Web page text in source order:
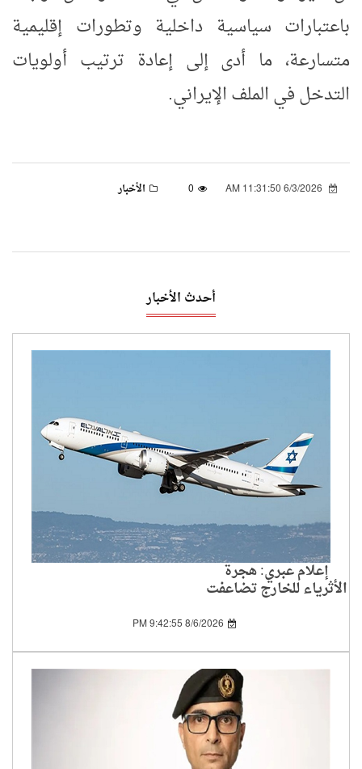
باعتبارات سياسية داخلية وتطورات إقليمية
متسارعة، ما أدى إلى إعادة ترتيب أولويات
التدخل في الملف الإيراني.
0 الأخبار
أحدث الأخبار
إعلام عبري: هجرة
الأثرياء للخارج تضاعفت
8/6/2026 9:42:55 PM